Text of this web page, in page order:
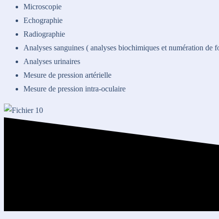
Microscopie
Echographie
Radiographie
Analyses sanguines ( analyses biochimiques et numération de
Analyses urinaires
Mesure de pression artérielle
Mesure de pression intra-oculaire